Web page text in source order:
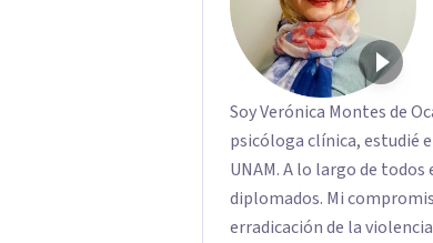
Soy Verónica Montes de
psicóloga clínica, estudié
UNAM. A lo largo de
diplomados. Mi
erradicación de la